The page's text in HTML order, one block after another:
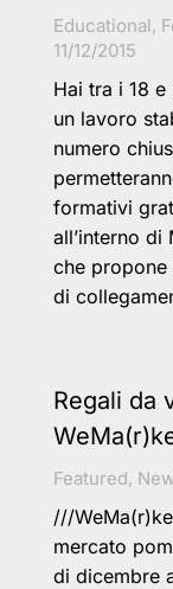
Educational,
11/12/2015
Hai tra i 18
un lavoro
numero
formativi
all’interno di
che propone
di
Regali da
Featured,
///
mercato
di dicembre